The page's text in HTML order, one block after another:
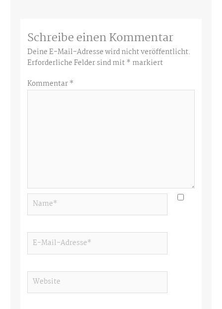
Schreibe einen Kommentar
Deine E-Mail-Adresse wird nicht veröffentlicht.
Erforderliche Felder sind mit* markiert
Kommentar*
Name*
E-
Mail-
Website